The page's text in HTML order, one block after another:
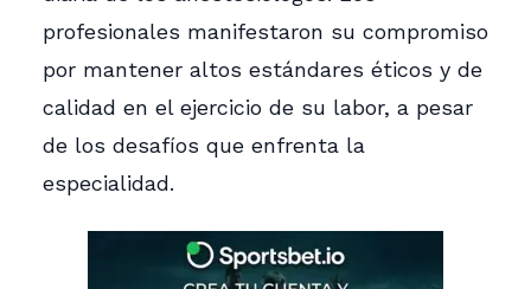
profesionales manifestaron su compromiso
por mantener altos estándares éticos y de
calidad en el ejercicio de su labor, a pesar
de los desafíos que enfrenta la
especialidad.